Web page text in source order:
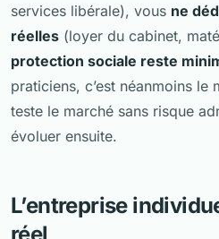
services libérale), vous ne
réelles (loyer du cabinet,
protection sociale reste
praticiens, c’est néanmoins le
teste le marché sans risque
évoluer ensuite.
L’entreprise